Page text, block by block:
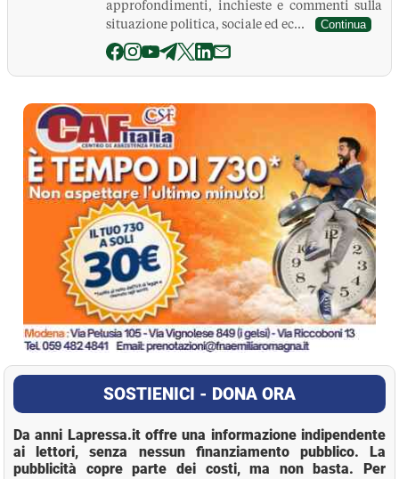
approfondimenti, inchieste e commenti sulla
situazione politica, sociale ed ec...
Continua
La Pressa
SOSTIENICI - DONA ORA
Da anni Lapressa.it offre una informazione indipendente
ai lettori, senza nessun finanziamento pubblico. La
pubblicità copre parte dei costi, ma non basta. Per